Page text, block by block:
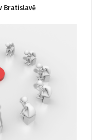
Bratislavě